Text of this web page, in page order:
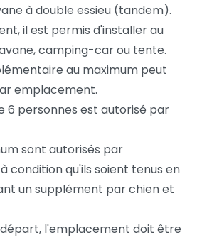
à double essieu (tandem).
il est permis d'installer au
camping-car ou tente.
au maximum peut
emplacement.
6 personnes est autorisé par
sont autorisés par
condition qu'ils soient tenus en
un supplément par chien et
l'emplacement doit être